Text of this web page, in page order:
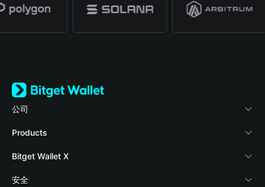
公司
關於 Bitget Wallet
部落格
學院
Products
Crypto Card
Stablecoin Earn
Bitget Wallet X
開發者文件
安全